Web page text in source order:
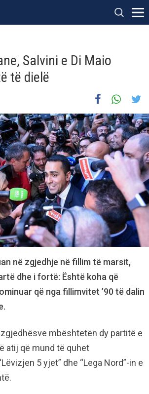
Salvini e Di Maio
të dielë
në zgjedhje në fillim të marsit,
dhe i fortë: Është koha që
që nga fillimvitet ’90 të dalin
mbështetën dy partitë e
atij që mund të quhet
5 yjet” dhe “Lega Nord”-in e